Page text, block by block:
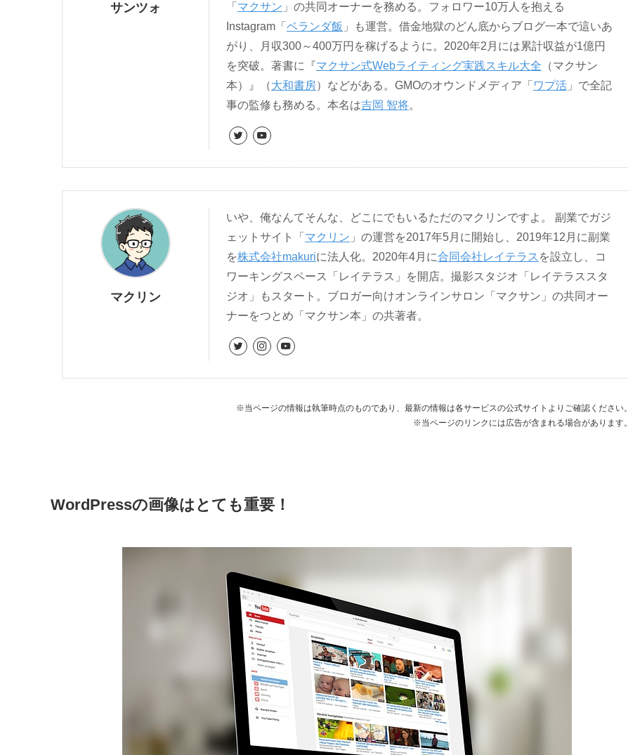
サンツォ
「 マクサン 」の共同オーナーを務める。フォロワー10万人を抱える
Instagram「 ベランダ飯 」も運営。借金地獄のどん底からブログ一本で這いあ
がり、月収300～400万円を稼げるように。2020年2月には累計収益が1億円
を突破。著書に『マクサン式Webライティング実践スキル大全 （マクサン
本）』（大和書房）などがある。GMOのオウンドメディア「 ワプ活 」で全記
事の監修も務める。本名は吉岡 智将。
マクリン
いや、俺なんてそんな、どこにでもいるただのマクリンですよ。 副業でガジ
ェットサイト「 マクリン 」の運営を2017年5月に開始し、2019年12月に副業
を株式会社makuriに法人化。2020年4月に合同会社レイテラス を設立し、コ
ワーキングスペース「レイテラス」を開店。撮影スタジオ「レイテラススタ
ジオ」もスタート。ブロガー向けオンラインサロン「マクサン」の共同オー
ナーをつとめ「マクサン本」の共著者。
※当ページの情報は執筆時点のものであり、最新の情報は各サービスの公式サイトよりご確認ください。
※当ページのリンクには広告が含まれる場合があります。
WordPressの画像はとても重要！